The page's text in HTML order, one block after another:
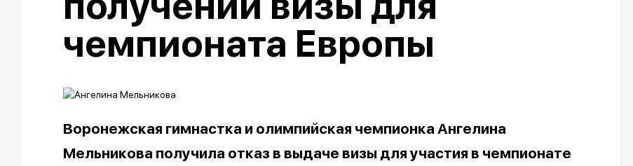
чемпионата Европы
Воронежская гимнастка и олимпийская чемпионка Ангелина
Мельникова получила отказ в выдаче визы для участия в чемпионате